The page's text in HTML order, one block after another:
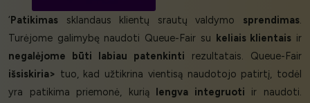
‘ Patikimas sklandaus klientų srautų valdymo sprendimas.
Turėjome galimybę naudoti Queue-Fair su
keliais klientais ir
negalėjome būti labiau patenkinti rezultatais. Queue-Fair
išsiskiria> tuo, kad užtikrina vientisą naudotojo patirtį, todėl
yra patikima priemonė, kurią
lengva integruoti ir naudoti.